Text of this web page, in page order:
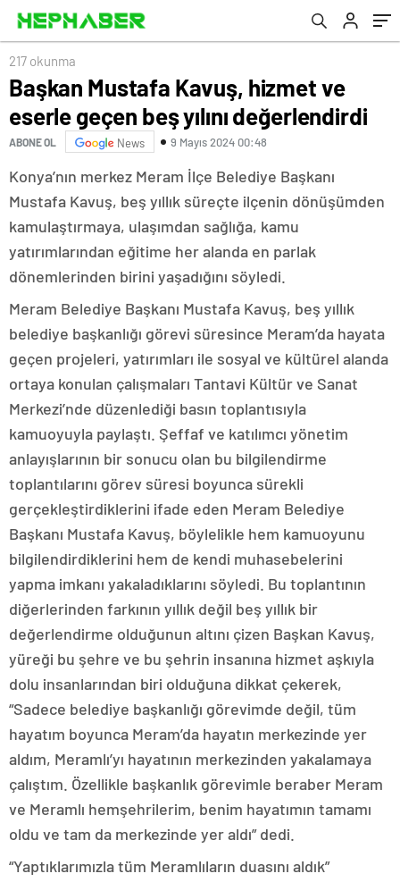
217 okunma
Başkan Mustafa Kavuş, hizmet ve
eserle geçen beş yılını değerlendirdi
ABONE OL News 9 Mayıs 2024 00:48
Konya’nın merkez Meram İlçe Belediye Başkanı
Mustafa Kavuş, beş yıllık süreçte ilçenin dönüşümden
kamulaştırmaya, ulaşımdan sağlığa, kamu
yatırımlarından eğitime her alanda en parlak
dönemlerinden birini yaşadığını söyledi.
Meram Belediye Başkanı Mustafa Kavuş, beş yıllık
belediye başkanlığı görevi süresince Meram’da hayata
geçen projeleri, yatırımları ile sosyal ve kültürel alanda
ortaya konulan çalışmaları Tantavi Kültür ve Sanat
Merkezi’nde düzenlediği basın toplantısıyla
kamuoyuyla paylaştı. Şeffaf ve katılımcı yönetim
anlayışlarının bir sonucu olan bu bilgilendirme
toplantılarını görev süresi boyunca sürekli
gerçekleştirdiklerini ifade eden Meram Belediye
Başkanı Mustafa Kavuş, böylelikle hem kamuoyunu
bilgilendirdiklerini hem de kendi muhasebelerini
yapma imkanı yakaladıklarını söyledi. Bu toplantının
diğerlerinden farkının yıllık değil beş yıllık bir
değerlendirme olduğunun altını çizen Başkan Kavuş,
yüreği bu şehre ve bu şehrin insanına hizmet aşkıyla
dolu insanlarından biri olduğuna dikkat çekerek,
“Sadece belediye başkanlığı görevimde değil, tüm
hayatım boyunca Meram’da hayatın merkezinde yer
aldım, Meramlı’yı hayatının merkezinden yakalamaya
çalıştım. Özellikle başkanlık görevimle beraber Meram
ve Meramlı hemşehrilerim, benim hayatımın tamamı
oldu ve tam da merkezinde yer aldı” dedi.
“Yaptıklarımızla tüm Meramlıların duasını aldık”